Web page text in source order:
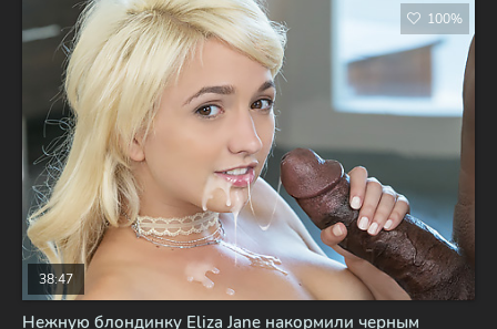
Нежную блондинку Eliza Jane накормили черным
38:47
100%